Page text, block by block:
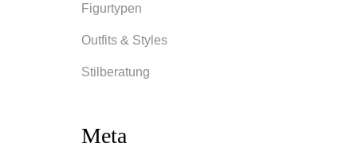
Figurtypen
Outfits & Styles
Stilberatung
Meta